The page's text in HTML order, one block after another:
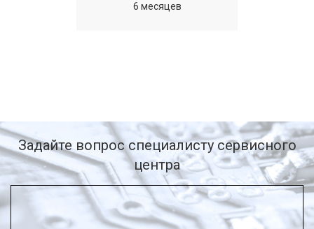
6 месяцев
Задайте вопрос специалисту сервисного
центра